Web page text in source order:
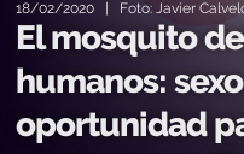
18/02/2020 | Foto: Javier
El mosquito
humanos:
oportunidad